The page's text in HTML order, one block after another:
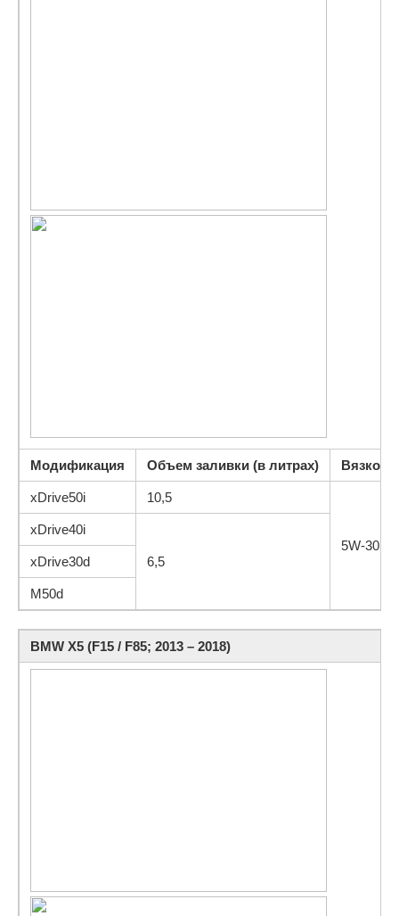
Модификация Объем заливки (в литрах)
xDrive50i 10,5
5W-30,
xDrive40i
6,5
xDrive30d
M50d
BMW X5 (F15 / F85; 2013 – 2018)